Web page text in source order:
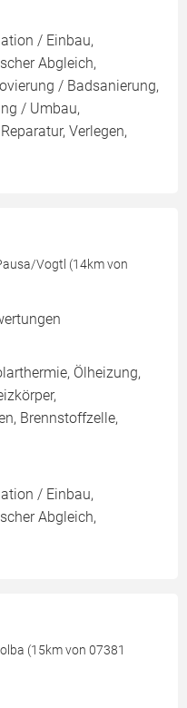
/ Einbau,
Abgleich,
/ Badsanierung,
/ Umbau,
Verlegen,
Vogtl (14km von
Ölheizung,
Brennstoffzelle,
/ Einbau,
Abgleich,
(15km von 07381